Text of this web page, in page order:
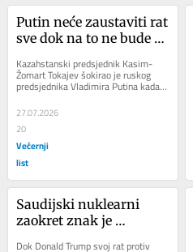
Putin neće zaustaviti rat
sve dok na to ne bude
Kazahstanski predsjednik Kasim-
Žomart Tokajev šokirao je ruskog
predsjednika Vladimira Putina kada
ga je javno, pred kamerama, i to u
njegovoj...
27.07.2026
20
Večernji
list
Saudijski nuklearni
zaokret znak je
Dok Donald Trump svoj rat protiv